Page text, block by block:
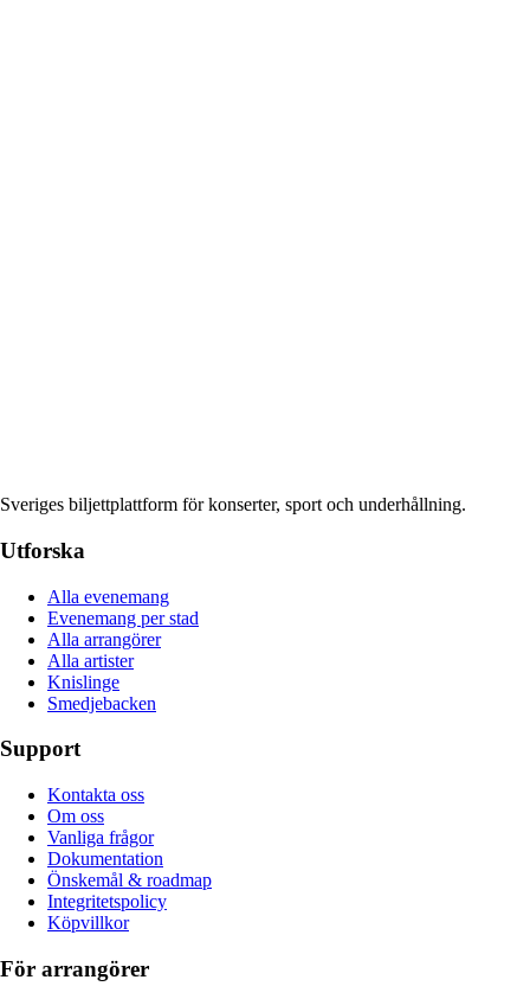
Sveriges biljettplattform för konserter, sport och underhållning.
Utforska
Alla evenemang
Evenemang per stad
Alla arrangörer
Alla artister
Knislinge
Smedjebacken
Support
Kontakta oss
Om oss
Vanliga frågor
Dokumentation
Önskemål & roadmap
Integritetspolicy
Köpvillkor
För arrangörer